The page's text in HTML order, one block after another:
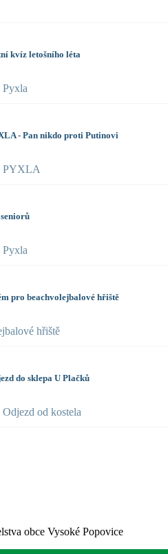
kvíz letošního léta
Pyxla
- Pan nikdo proti Putinovi
PYXLA
Pyxla
pro beachvolejbalové hřiště
hřiště
do sklepa U Plačků
Odjezd od kostela
obce Vysoké Popovice